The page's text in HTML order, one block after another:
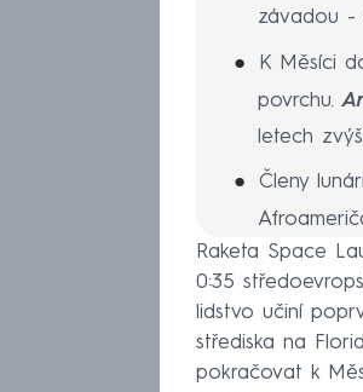
závadou -
K Měsíci
povrchu.
letech
Členy
Hansen).
který se v
Vzhledem
Raketa Space
0:35
lidstvo učiní
střediska na
pokračovat k